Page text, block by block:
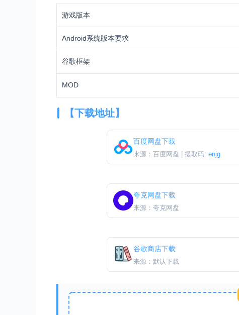
游戏版本
Android系统版本要求
谷歌框架
MOD
【下载地址】
百度网盘下载
来源：百度网盘 | 提取码: enjg
夸克网盘下载
来源：夸克网盘
谷歌商店下载
来源：默认下载